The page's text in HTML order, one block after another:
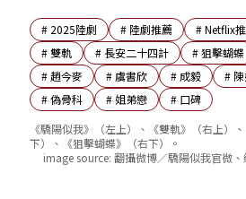
# 2025陸劇 # 陸劇推薦 #Netflix
#雙軌 # 長安二十四計 #狙擊蝴蝶
#趙今麥 # 虞書欣 # 成毅 #
#偽骨科 #姐弟戀 # 口碑
《驕陽似我》（左上）、《雙軌》（右上）
下）、《狙擊蝴蝶》（右下）。
image source: 翻攝微博／驕陽似我官微